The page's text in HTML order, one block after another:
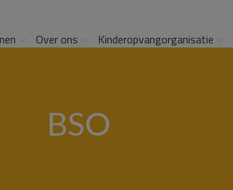
Over ons Kinderopvangorganisatie
BSO